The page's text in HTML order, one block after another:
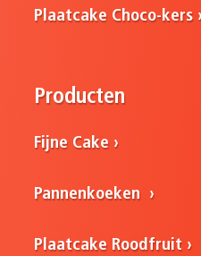
Plaatcake Choco-kers
Producten
Fijne Cake
Pannenkoeken
Plaatcake Roodfruit